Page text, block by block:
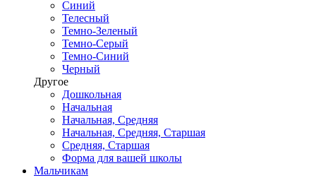
Синий
Телесный
Темно-Зеленый
Темно-Серый
Темно-Синий
Черный
Другое
Дошкольная
Начальная
Начальная, Средняя
Начальная, Средняя, Старшая
Средняя, Старшая
Форма для вашей школы
Мальчикам